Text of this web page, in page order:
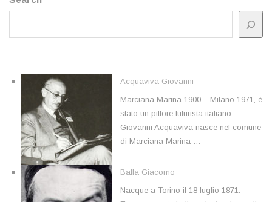
Acquaviva Giovanni
Marciana Marina 1900 – Milano 1971, è
stato un pittore futurista italiano.
Giovanni Acquaviva nasce nel comune
di Marciana Marina …
Balla Giacomo
Nacque a Torino il 18 luglio 1871.